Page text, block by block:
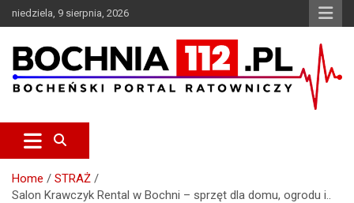
k
o
t
niedziela, 9 sierpnia, 2026
BOCHNIA112.pl
Home
STRAŻ
Salon Krawczyk Rental w Bochni – sprzęt dla domu, ogrodu i..